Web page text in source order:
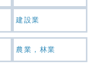
建設業
農業，林業